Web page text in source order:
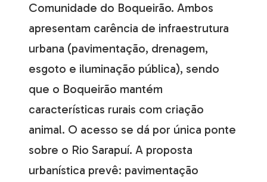
Comunidade do Boqueirão. Ambos
apresentam carência de infraestrutura
urbana (pavimentação, drenagem,
esgoto e iluminação pública), sendo
que o Boqueirão mantém
características rurais com criação
animal. O acesso se dá por única ponte
sobre o Rio Sarapuí. A proposta
urbanística prevê: pavimentação